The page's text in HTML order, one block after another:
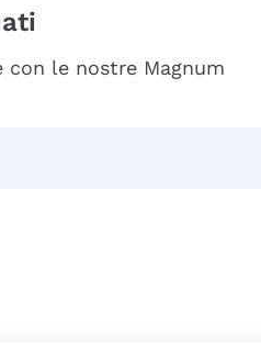
con le nostre Magnum